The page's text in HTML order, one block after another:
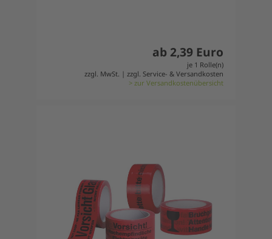
ab 2,39 Euro
je 1 Rolle(n)
zzgl. MwSt. | zzgl. Service- & Versandkosten
> zur Versandkostenübersicht